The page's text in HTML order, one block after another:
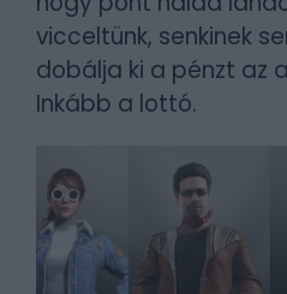
vicceltünk, senkinek
dobálja ki a pénzt az
Inkább a lottó.